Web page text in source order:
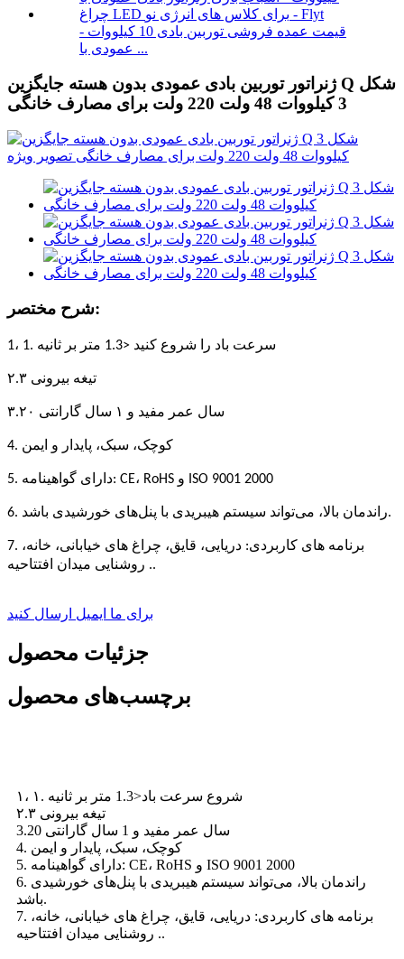
قیمت عمده فروشی توربین بادی 10 کیلووات -
عمودی با ...
ژنراتور توربین بادی عمودی بدون هسته جایگزین Q شکل
3 کیلووات 48 ولت 220 ولت برای مصارف خانگی
شرح مختصر:
1، 1. سرعت باد را شروع کنید <1.3 متر بر ثانیه
۲.۳ تیغه بیرونی
۳.۲۰ سال عمر مفید و ۱ سال گارانتی
4. کوچک، سبک، پایدار و ایمن
5. دارای گواهینامه: CE، RoHS و ISO 9001 2000
6. راندمان بالا، می‌تواند سیستم هیبریدی با پنل‌های خورشیدی باشد.
7. برنامه های کاربردی: دریایی، قایق، چراغ های خیابانی، خانه،
روشنایی میدان افتتاحیه ..
برای ما ایمیل ارسال کنید
جزئیات محصول
برچسب‌های محصول
۱، ۱. شروع سرعت باد<1.3 متر بر ثانیه
۲.۳ تیغه بیرونی
3.20 سال عمر مفید و 1 سال گارانتی
4. کوچک، سبک، پایدار و ایمن
5. دارای گواهینامه: CE، RoHS و ISO 9001 2000
6. راندمان بالا، می‌تواند سیستم هیبریدی با پنل‌های خورشیدی
باشد.
7. برنامه های کاربردی: دریایی، قایق، چراغ های خیابانی، خانه،
روشنایی میدان افتتاحیه ..